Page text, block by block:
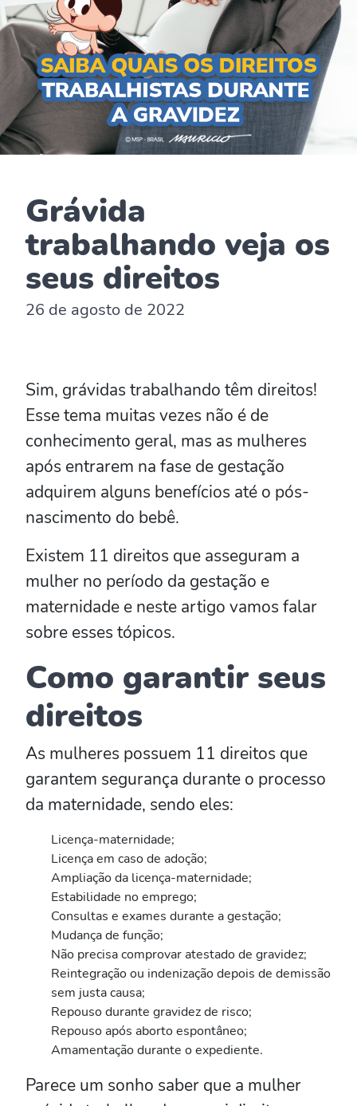
Grávida
trabalhando veja os
seus direitos
26 de agosto de 2022
Sim, grávidas trabalhando têm direitos!
Esse tema muitas vezes não é de
conhecimento geral, mas as mulheres
após entrarem na fase de gestação
adquirem alguns benefícios até o pós-
nascimento do bebê.
Existem 11 direitos que asseguram a
mulher no período da gestação e
maternidade e neste artigo vamos falar
sobre esses tópicos.
Como garantir seus
direitos
As mulheres possuem 11 direitos que
garantem segurança durante o processo
da maternidade, sendo eles:
Licença-maternidade;
Licença em caso de adoção;
Ampliação da licença-maternidade;
Estabilidade no emprego;
Consultas e exames durante a gestação;
Mudança de função;
Não precisa comprovar atestado de gravidez;
Reintegração ou indenização depois de demissão
sem justa causa;
Repouso durante gravidez de risco;
Repouso após aborto espontâneo;
Amamentação durante o expediente.
Parece um sonho saber que a mulher